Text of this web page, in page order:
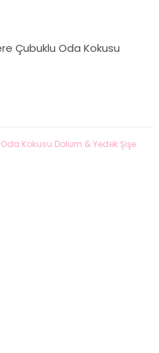
Çubuklu Oda Kokusu